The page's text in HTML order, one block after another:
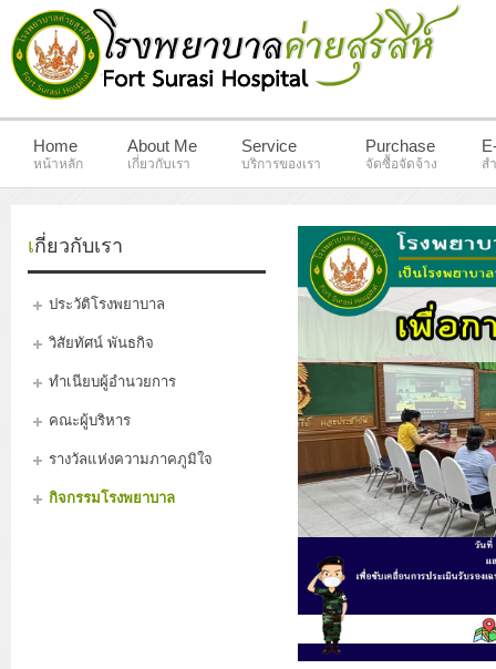
Home
หน้าหลัก
About Me
เกี่ยวกับเรา
Service
บริการของเรา
Purchase
จัดซื้อจัดจ้าง ส
เกี่ยวกับเรา
ประวัติโรงพยาบาล
วิสัยทัศน์ พันธกิจ
ทำเนียบผู้อำนวยการ
คณะผู้บริหาร
รางวัลแห่งความภาคภูมิใจ
กิจกรรมโรงพยาบาล